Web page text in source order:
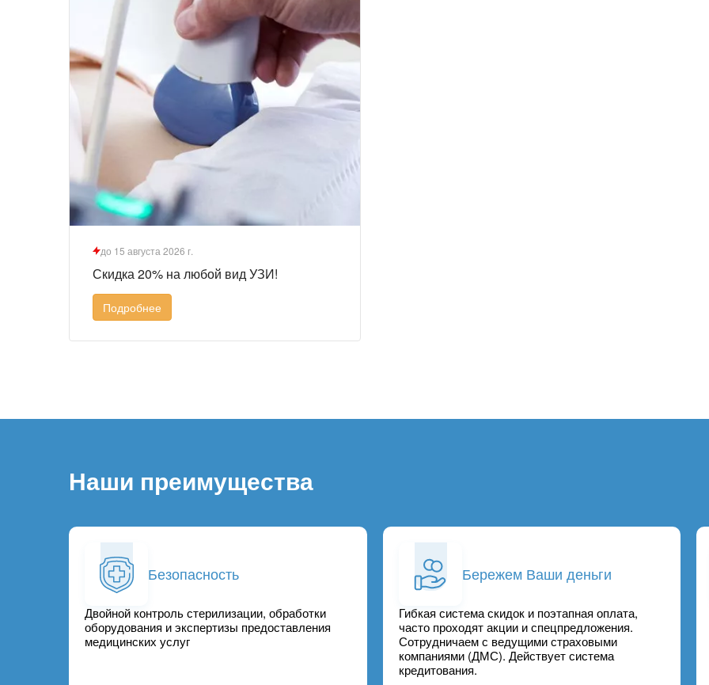
до 15 августа 2026 г.
Скидка 20% на любой вид УЗИ!
Подробнее
Наши преимущества
Безопасность
Двойной контроль стерилизации, обработки
оборудования и экспертизы предоставления
медицинских услуг
Бережем Ваши деньги
Гибкая система скидок и поэтапная оплата,
часто проходят акции и спецпредложения.
Сотрудничаем с ведущими страховыми
компаниями (ДМС). Действует система
кредитования.